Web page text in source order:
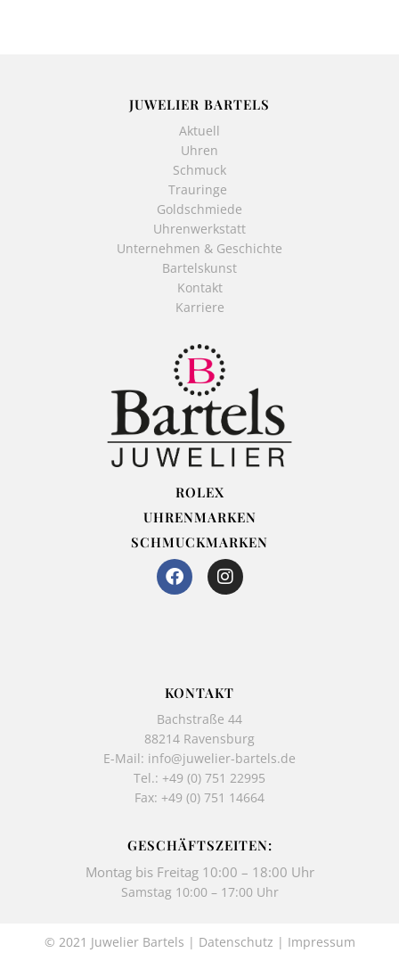
JUWELIER BARTELS
Aktuell
Uhren
Schmuck
Trauringe
Goldschmiede
Uhrenwerkstatt
Unternehmen & Geschichte
Bartelskunst
Kontakt
Karriere
ROLEX
UHRENMARKEN
SCHMUCKMARKEN
F
a
k
-
f
I
n
a
KONTAKT
Bachstraße 44
88214 Ravensburg
E-Mail: info@juwelier-bartels.de
Tel.: +49 (0) 751 22995
Fax: +49 (0) 751 14664
GESCHÄFTSZEITEN:
Montag bis Freitag 10:00 – 18:00 Uhr
Samstag 10:00 – 17:00 Uhr
© 2021 Juwelier Bartels | Datenschutz | Impressum